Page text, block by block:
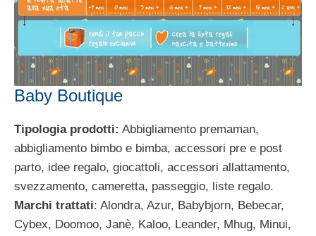
Baby Boutique
Tipologia prodotti: Abbigliamento premaman,
abbigliamento bimbo e bimba, accessori pre e post
parto, idee regalo, giocattoli, accessori allattamento,
svezzamento, cameretta, passeggio, liste regalo.
Marchi trattati: Alondra, Azur, Babybjorn, Bebecar,
Cybex, Doomoo, Janè, Kaloo, Leander, Mhug, Minui,